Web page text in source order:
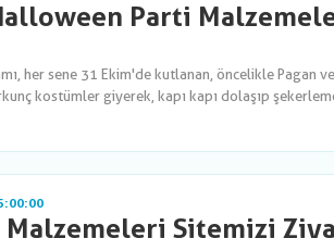
Parti
her sene 31 Ekim'de kutlanan, öncelikle Pagan
kostümler giyerek, kapı kapı dolaşıp
Malzemeleri Sitemizi